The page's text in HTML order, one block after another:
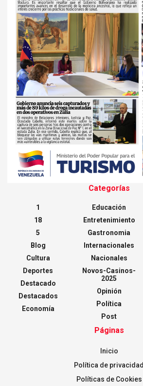
Categorías
1
18
5
Blog
Cultura
Deportes
Destacado
Destacados
Economía
Educación
Entretenimiento
Gastronomia
Internacionales
Nacionales
Novos-Casinos-
2025
Opinión
Política
Post
Páginas
Inicio
Política de privacidad
Políticas de Cookies